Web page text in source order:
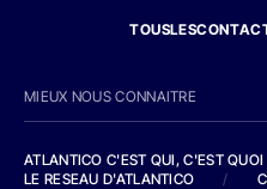
MIEUX NOUS CONNAITRE
ATLANTICO C'EST QUI, C'EST QUOI
LE RESEAU D'ATLANTICO
/